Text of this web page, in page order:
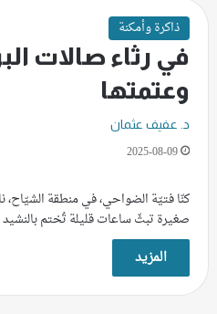
ذاكرة وأمكنة
في رثاء صالات
وعتمتها
د. عفيف عثمان
2025-08-09
كنّا فتيّة الضواحي، في منطقة الشيّاح،
صغيرة تبثّ ساعات قليلة تُختم
المزيد